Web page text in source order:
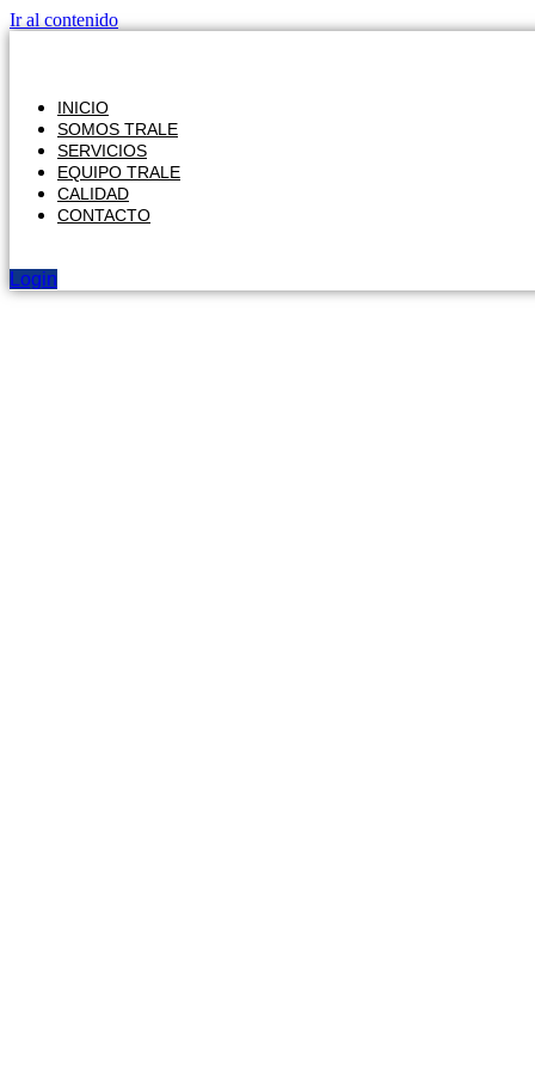
Ir al contenido
INICIO
SOMOS TRALE
SERVICIOS
EQUIPO TRALE
CALIDAD
CONTACTO
Login